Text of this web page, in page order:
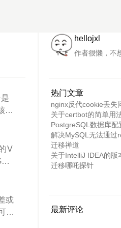
已
c
V
用
或
是
hellojxl
作者很懒，不
热门文章
nginx反代cookie丢失
关于certbot的简单用
PostgreSQL数据库配
解决MySQL无法通过
迁移禅道
关于IntelliJ IDEA的版
迁移哪吒探针
最新评论